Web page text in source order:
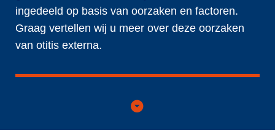
ingedeeld op basis van oorzaken en factoren.
Graag vertellen wij u meer over deze oorzaken
van otitis externa.
arrow_drop_down_circle